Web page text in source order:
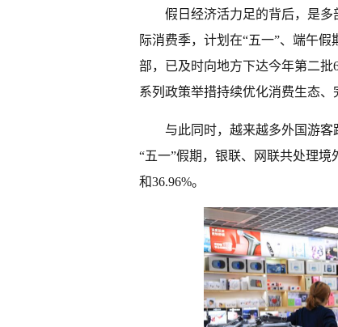
假日经济活力足的背后，是多
际消费季，计划在“五一”、端午
部，已及时向地方下达今年第二
系列政策举措持续优化消费生态、
与此同时，越来越多外国游客
“五一”假期，银联、网联共处理
和36.96%。